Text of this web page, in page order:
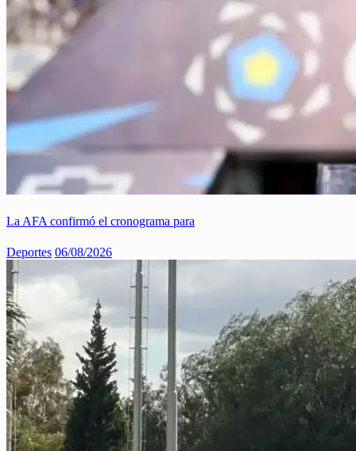
La AFA confirmó el cronograma para
Deportes 06/08/2026